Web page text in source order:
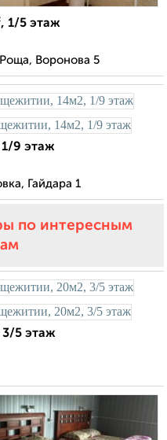
1/5 этаж
Воронова 5
9 этаж
Гайдара 1
по интересным
5 этаж